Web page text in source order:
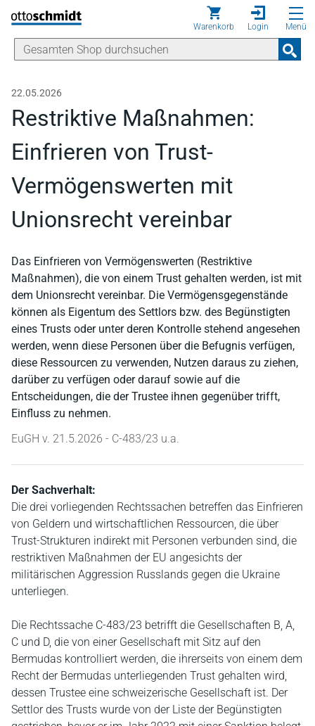
Direkt zum Inhalt
Warenkorb Login Menü
22.05.2026
Restriktive Maßnahmen:
Einfrieren von Trust-
Vermögenswerten mit
Unionsrecht vereinbar
Das Einfrieren von Vermögenswerten (Restriktive
Maßnahmen), die von einem Trust gehalten werden, ist mit
dem Unionsrecht vereinbar. Die Vermögensgegenstände
können als Eigentum des Settlors bzw. des Begünstigten
eines Trusts oder unter deren Kontrolle stehend angesehen
werden, wenn diese Personen über die Befugnis verfügen,
diese Ressourcen zu verwenden, Nutzen daraus zu ziehen,
darüber zu verfügen oder darauf sowie auf die
Entscheidungen, die der Trustee ihnen gegenüber trifft,
Einfluss zu nehmen.
EuGH v. 21.5.2026 - C-483/23 u.a.
Der Sachverhalt:
Die drei vorliegenden Rechtssachen betreffen das Einfrieren
von Geldern und wirtschaftlichen Ressourcen, die über
Trust-Strukturen indirekt mit Personen verbunden sind, die
restriktiven Maßnahmen der EU angesichts der
militärischen Aggression Russlands gegen die Ukraine
unterliegen.
Die Rechtssache C-483/23 betrifft die Gesellschaften B, A,
C und D, die von einer Gesellschaft mit Sitz auf den
Bermudas kontrolliert werden, die ihrerseits von einem dem
Recht der Bermudas unterliegenden Trust gehalten wird,
dessen Trustee eine schweizerische Gesellschaft ist. Der
Settlor des Trusts wurde von der Liste der Begünstigten